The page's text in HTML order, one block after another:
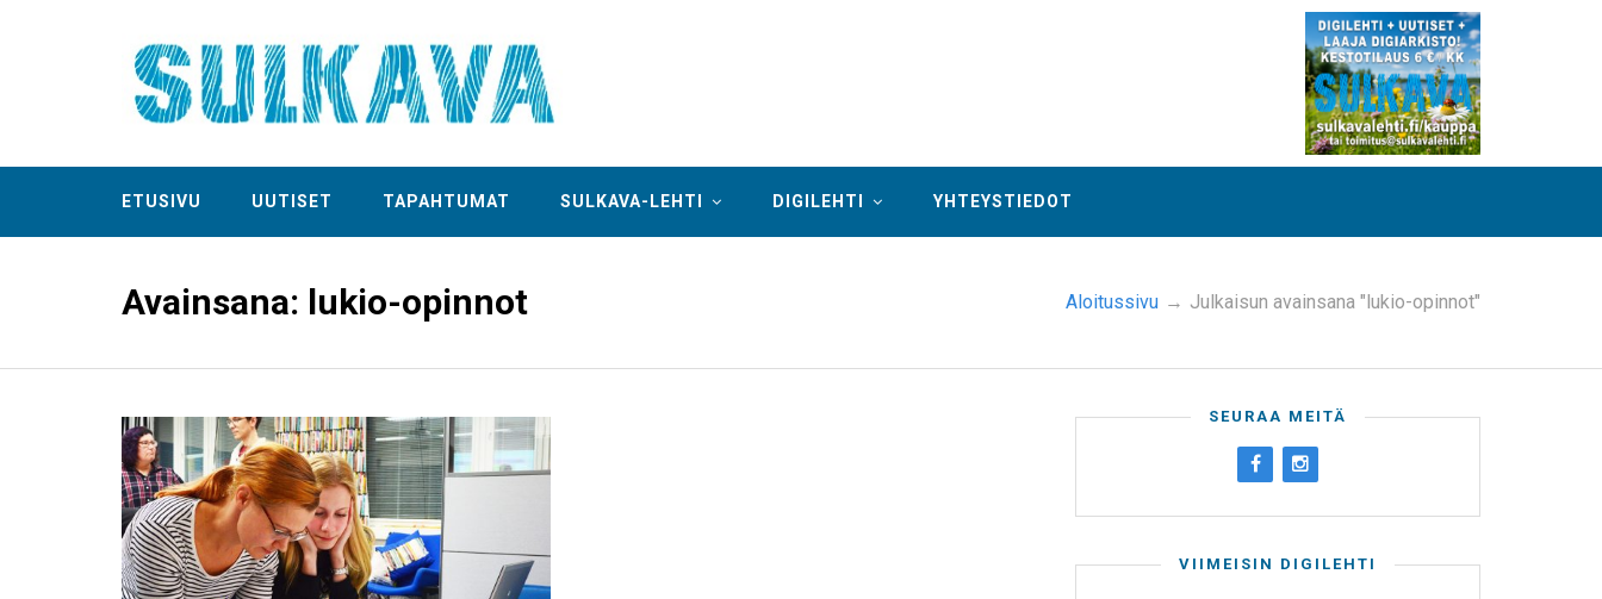
ETUSIVU UUTISET TAPAHTUMAT SULKAVA-LEHTI DIGILEHTI YHTEYSTIEDOT
Avainsana: lukio-opinnot Aloitussivu → Julkaisun avainsana "lukio-opinnot"
SEURAA MEITÄ
VIIMEISIN DIGILEHTI